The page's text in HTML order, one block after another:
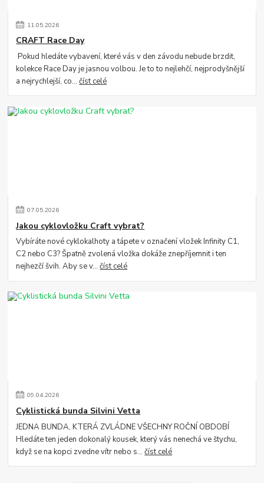
11.05.2026
CRAFT Race Day
Pokud hledáte vybavení, které vás v den závodu nebude brzdit,
kolekce Race Day je jasnou volbou. Je to to nejlehčí, nejprodyšnější
a nejrychlejší, co...číst celé
07.05.2026
Jakou cyklovložku Craft vybrat?
Vybíráte nové cyklokalhoty a tápete v označení vložek Infinity C1,
C2 nebo C3? Špatně zvolená vložka dokáže znepříjemnit i ten
nejhezčí švih. Aby se v...číst celé
09.04.2026
Cyklistická bunda Silvini Vetta
JEDNA BUNDA, KTERÁ ZVLÁDNE VŠECHNY ROČNÍ OBDOBÍ
Hledáte ten jeden dokonalý kousek, který vás nenechá ve štychu,
když se na kopci zvedne vítr nebo s...číst celé